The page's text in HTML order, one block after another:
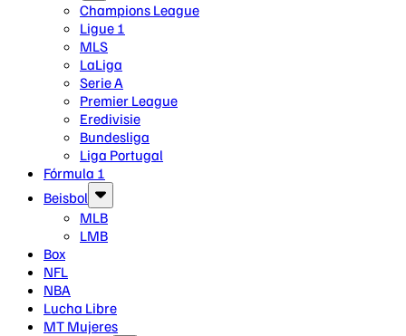
Champions League
Ligue 1
MLS
LaLiga
Serie A
Premier League
Eredivisie
Bundesliga
Liga Portugal
Fórmula 1
Beisbol
MLB
LMB
Box
NFL
NBA
Lucha Libre
MT Mujeres